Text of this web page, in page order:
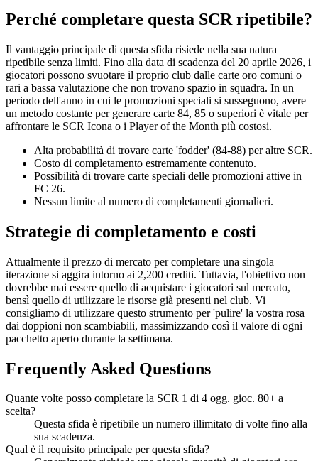
Perché completare questa SCR ripetibile?
Il vantaggio principale di questa sfida risiede nella sua natura
ripetibile senza limiti. Fino alla data di scadenza del 20 aprile 2026, i
giocatori possono svuotare il proprio club dalle carte oro comuni o
rari a bassa valutazione che non trovano spazio in squadra. In un
periodo dell'anno in cui le promozioni speciali si susseguono, avere
un metodo costante per generare carte 84, 85 o superiori è vitale per
affrontare le SCR Icona o i Player of the Month più costosi.
Alta probabilità di trovare carte 'fodder' (84-88) per altre SCR.
Costo di completamento estremamente contenuto.
Possibilità di trovare carte speciali delle promozioni attive in
FC 26.
Nessun limite al numero di completamenti giornalieri.
Strategie di completamento e costi
Attualmente il prezzo di mercato per completare una singola
iterazione si aggira intorno ai 2,200 crediti. Tuttavia, l'obiettivo non
dovrebbe mai essere quello di acquistare i giocatori sul mercato,
bensì quello di utilizzare le risorse già presenti nel club. Vi
consigliamo di utilizzare questo strumento per 'pulire' la vostra rosa
dai doppioni non scambiabili, massimizzando così il valore di ogni
pacchetto aperto durante la settimana.
Frequently Asked Questions
Quante volte posso completare la SCR 1 di 4 ogg. gioc. 80+ a
scelta?
Questa sfida è ripetibile un numero illimitato di volte fino alla
sua scadenza.
Qual è il requisito principale per questa sfida?